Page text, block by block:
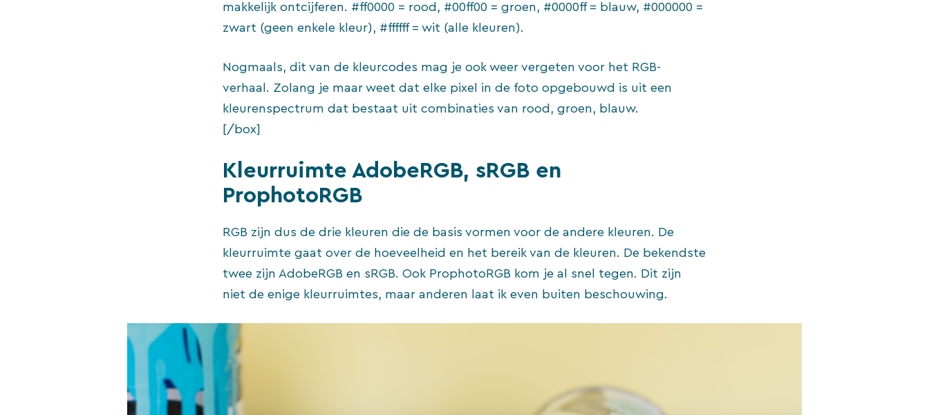
makkelijk ontcijferen. #ff0000 = rood, #00ff00 = groen, #0000ff = blauw, #000000 =
zwart (geen enkele kleur), #ffffff = wit (alle kleuren).
Nogmaals, dit van de kleurcodes mag je ook weer vergeten voor het RGB-
verhaal. Zolang je maar weet dat elke pixel in de foto opgebouwd is uit een
kleurenspectrum dat bestaat uit combinaties van rood, groen, blauw.
[/box]
Kleurruimte AdobeRGB, sRGB en
ProphotoRGB
RGB zijn dus de drie kleuren die de basis vormen voor de andere kleuren. De
kleurruimte gaat over de hoeveelheid en het bereik van de kleuren. De bekendste
twee zijn AdobeRGB en sRGB. Ook ProphotoRGB kom je al snel tegen. Dit zijn
niet de enige kleurruimtes, maar anderen laat ik even buiten beschouwing.